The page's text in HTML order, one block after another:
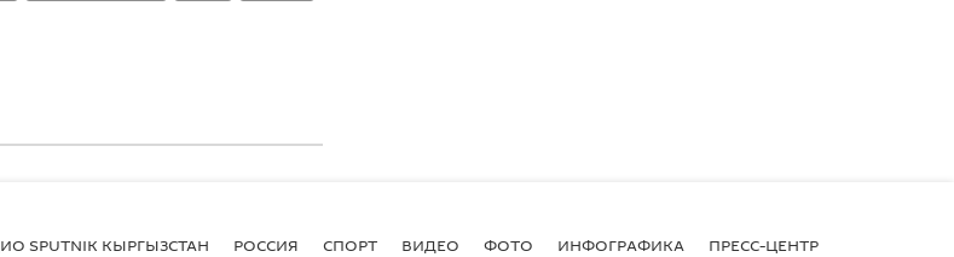
SPUTNIK КЫРГЫЗСТАН РОССИЯ СПОРТ ВИДЕО ФОТО ИНФОГРАФИКА ПРЕСС-ЦЕНТР